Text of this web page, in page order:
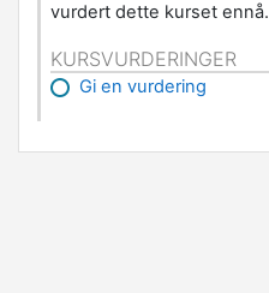
vurdert dette kurset ennå.
KURSVURDERINGER
Gi en vurdering